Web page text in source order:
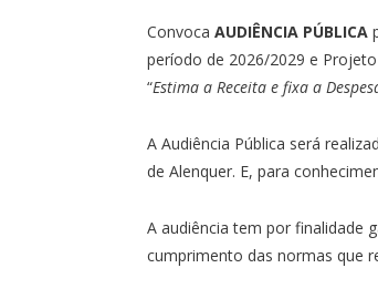
Convoca AUDIÊNCIA PÚBLICA
período de 2026/2029 e
“Estima a Receita e fixa a
A Audiência Pública será
de Alenquer. E, para
A audiência tem por finalidade
cumprimento das normas que